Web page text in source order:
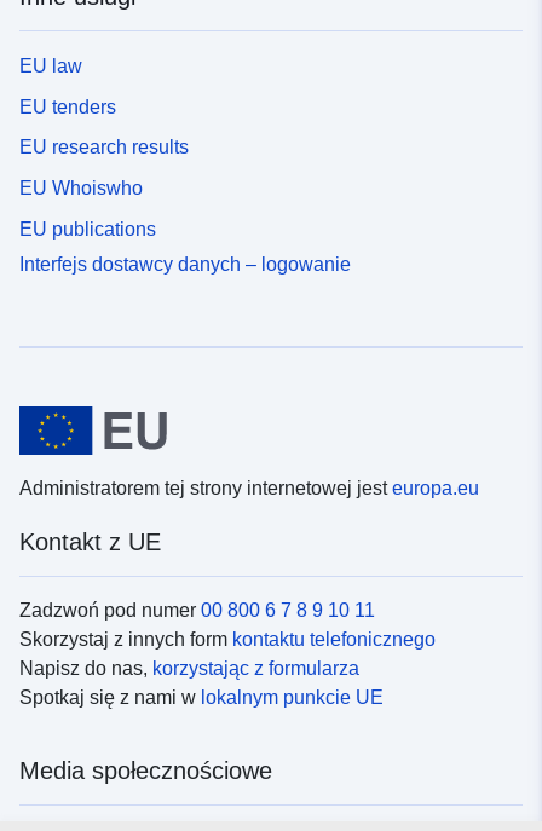
EU law
EU tenders
EU research results
EU Whoiswho
EU publications
Interfejs dostawcy danych – logowanie
Administratorem tej strony internetowej jesteuropa.eu
Kontakt z UE
Zadzwoń pod numer 00 800 6 7 8 9 10 11
Skorzystaj z innych form kontaktu telefonicznego
Napisz do nas, korzystając z formularza
Spotkaj się z nami w lokalnym punkcie UE
Media społecznościowe